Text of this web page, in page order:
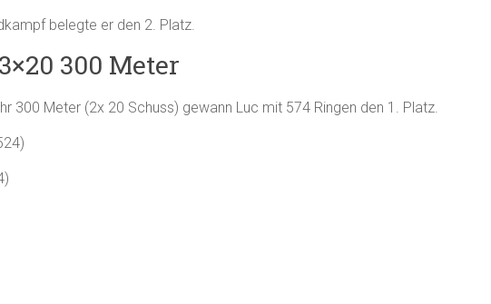
belegte er den 2. Platz.
300 Meter
300 Meter (2x 20 Schuss) gewann Luc mit 574 Ringen den 1. Platz.